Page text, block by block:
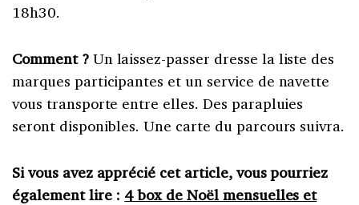
18h30.
Comment ?Un laissez-passer dresse la liste des
marques participantes et un service de navette
vous transporte entre elles. Des parapluies
seront disponibles. Une carte du parcours suivra.
Si vous avez apprécié cet article, vous pourriez
également lire : 4 box de Noël mensuelles et